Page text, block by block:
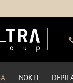
NOKTI